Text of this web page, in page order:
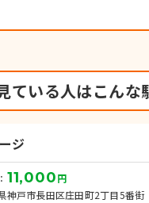
ている人はこんな
ジ
11,000円
神戸市長田区庄田町2丁目5番街